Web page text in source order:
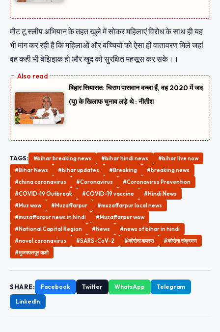
मीट टू स्लीप अभियान के तहत खुले में सोकर महिलाएं विरोध के साथ ही यह
भी मांग कर रही है कि महिलाओं और बच्चियो को ऐसा ही वातावरण मिले जहां
वह कही भी बेझिझक हो और खुद को सुरक्षित महसूस कर सके।।
बिहार सियासत: चिराग पासवान बच्चा हैं, वह 2020 में जद
(यू) के खिलाफ चुनाव लड़े थे : नीतीश
TAGS: #bihar breaking news #bihar hindi news
#bihar live now
#Bihar News
#bihar updates #Breaking
#breaking news
#china coronavirus
#Coronavirus
#Coronavirus Prevention
#COVID-19 Outbreak
#COVID-19 vaccine
#Hindi News
#Muz wow
#Muzaffarpur
#muzaffarpur local news
#muzaffarpur news in hindi
#Muzaffarpur wow
#National Capital Region
#News
#news of bihar in hindi
#novel coronavirus
#SARS-CoV-2 #कोरोना वायरस
#कोरोना संक्रमण
#मुजफ्फरपुर वाओ
SHARE: Facebook Twitter WhatsApp
Telegram
LinkedIn